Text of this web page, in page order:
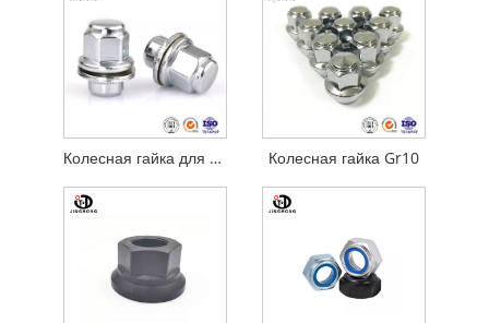
Колесная гайка для Toyota Колесная гайка Gr10